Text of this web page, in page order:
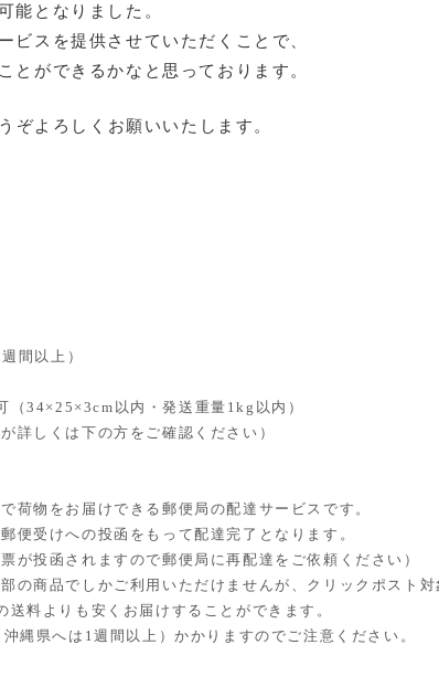
能となりました。
ビスを提供させていただくことで、
とができるかなと思っております。
ぞよろしくお願いいたします。
間以上）
（34×25×3cm以内・発送重量1kg以内）
詳しくは下の方をご確認ください）
荷物をお届けできる郵便局の配達サービスです。
便受けへの投函をもって配達完了となります。
が投函されますので郵便局に再配達をご依頼ください）
の商品でしかご利用いただけませんが、クリックポスト対
料よりも安くお届けすることができます。
縄県へは1週間以上）かかりますのでご注意ください。